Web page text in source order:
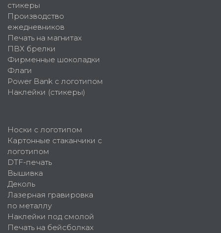
стикеры
Производство
ежедневников
Печать на магнитах
ПВХ брелки
Фирменные шоколадки
Флаги
Power Bank с логотипом
Наклейки (стикеры)
Носки с логотипом
Картонные стаканчики с
логотипом
DTF-печать
Вышивка
Деколь
Лазерная гравировка
по металлу
Наклейки под смолой
Печать на бейсболках